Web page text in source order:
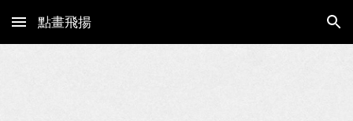
Skip to main content Skip to navigation
點畫飛揚